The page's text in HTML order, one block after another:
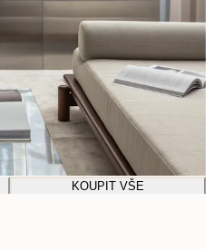
KOUPIT VŠE